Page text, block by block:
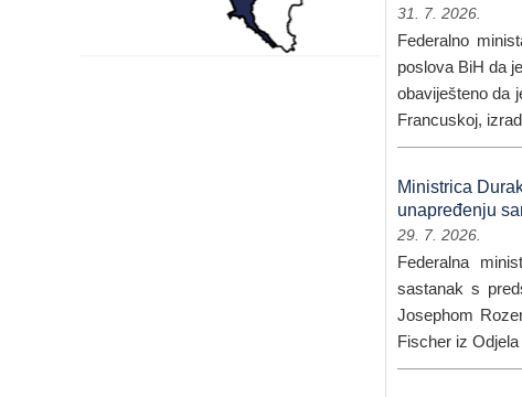
31. 7. 2026.
Federalno
poslova BiH da
obaviješteno da
Francuskoj,
Ministrica
unapređenju
29. 7. 2026.
Federalna
sastanak s
Josephom
Fischer iz